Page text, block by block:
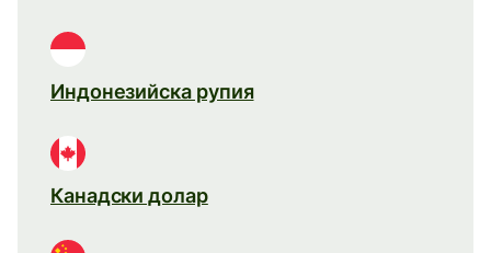
Индонезийска рупия
Канадски долар